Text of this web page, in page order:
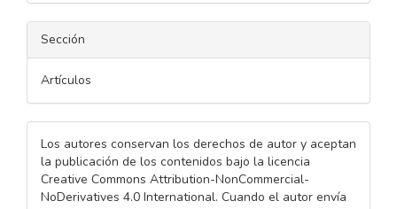
Sección
Artículos
Los autores conservan los derechos de autor y aceptan
la publicación de los contenidos bajo la licencia
Creative Commons Attribution-NonCommercial-
NoDerivatives 4.0 International. Cuando el autor envía